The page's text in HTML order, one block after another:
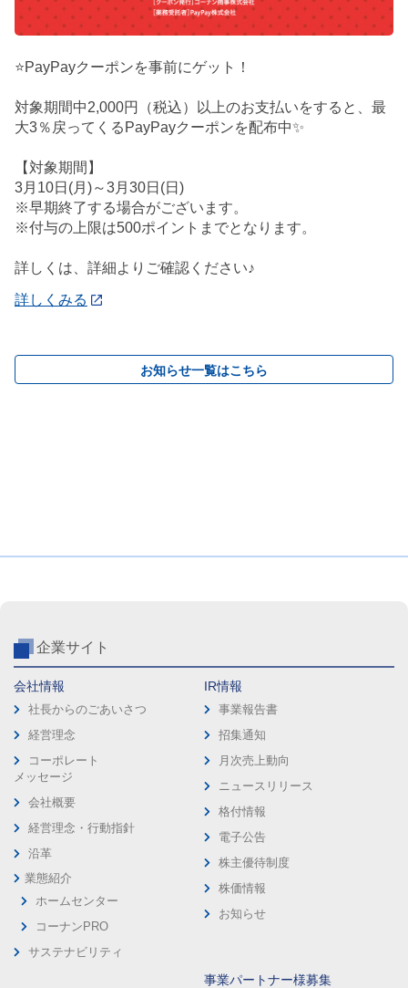
⭐PayPayクーポンを事前にゲット！
対象期間中2,000円（税込）以上のお支払いをすると、最
大3％戻ってくるPayPayクーポンを配布中✨
【対象期間】
3月10日(月)～3月30日(日)
※早期終了する場合がございます。
※付与の上限は500ポイントまでとなります。
詳しくは、詳細よりご確認ください♪
詳しくみる
お知らせ一覧はこちら
企業サイト
会社情報
社長からのごあいさつ
経営理念
コーポレート
メッセージ
会社概要
経営理念・行動指針
沿革
業態紹介
ホームセンター
コーナンPRO
サステナビリティ
IR情報
事業報告書
招集通知
月次売上動向
ニュースリリース
格付情報
電子公告
株主優待制度
株価情報
お知らせ
事業パートナー様募集